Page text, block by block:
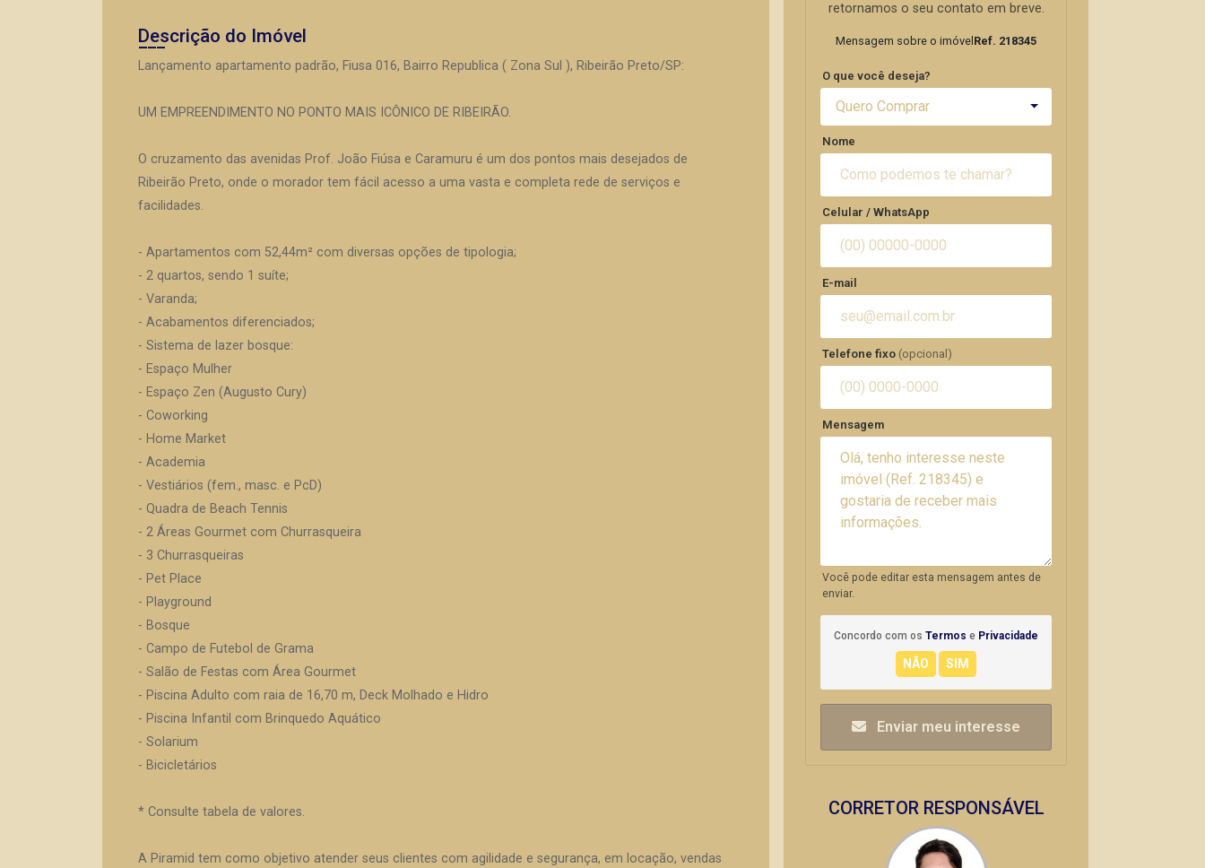
Descrição do Imóvel
Lançamento apartamento padrão, Fiusa 016, Bairro Republica ( Zona Sul ), Ribeirão Preto/SP:
UM EMPREENDIMENTO NO PONTO MAIS ICÔNICO DE RIBEIRÃO.
O cruzamento das avenidas Prof. João Fiúsa e Caramuru é um dos pontos mais desejados de
Ribeirão Preto, onde o morador tem fácil acesso a uma vasta e completa rede de serviços e
facilidades.
- Apartamentos com 52,44m² com diversas opções de tipologia;
- 2 quartos, sendo 1 suíte;
- Varanda;
- Acabamentos diferenciados;
- Sistema de lazer bosque:
- Espaço Mulher
- Espaço Zen (Augusto Cury)
- Coworking
- Home Market
- Academia
- Vestiários (fem., masc. e PcD)
- Quadra de Beach Tennis
- 2 Áreas Gourmet com Churrasqueira
- 3 Churrasqueiras
- Pet Place
- Playground
- Bosque
- Campo de Futebol de Grama
- Salão de Festas com Área Gourmet
- Piscina Adulto com raia de 16,70 m, Deck Molhado e Hidro
- Piscina Infantil com Brinquedo Aquático
- Solarium
- Bicicletários
* Consulte tabela de valores.
A Piramid tem como objetivo atender seus clientes com agilidade e segurança, em locação, vendas
retornamos o seu contato em breve.
Mensagem sobre o imóvel Ref. 218345
O que você deseja?
Quero Comprar
Nome
Celular / WhatsApp
E-mail
Telefone fixo (opcional)
Mensagem
Você pode editar esta mensagem antes de
enviar.
Concordo com os Termos e Privacidade
Enviar meu interesse
CORRETOR RESPONSÁVEL